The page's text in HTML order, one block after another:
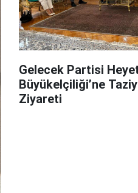
Gelecek Partisi
Büyükelçiliği’ne
Ziyareti